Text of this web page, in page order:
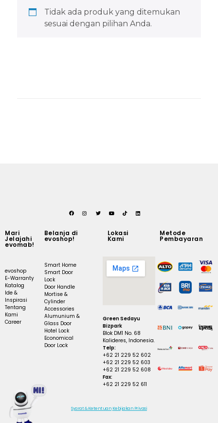
Tidak ada produk yang ditemukan
sesuai dengan pilihan Anda.
Mari
Jelajahi
evomab!
evoshop
E-Warranty
Katalog
Ide &
Inspirasi
Tentang
Kami
Career
Belanja di
evoshop!
Smart Home
Smart Door
Lock
Door Handle
Mortise &
Cylinder
Accessories
Alumunium &
Glass Door
Hotel Lock
Economical
Door Lock
Lokasi
Kami
Green Sedayu
Bizpark
Blok DM1 No. 68
Kalideres, Indonesia.
Telp:
+62 21 229 52 602
+62 21 229 52 603
+62 21 229 52 608
Fax:
+62 21 229 52 611
Metode
Pembayaran
Syarat & Ketentuan Kebijakan Privasi